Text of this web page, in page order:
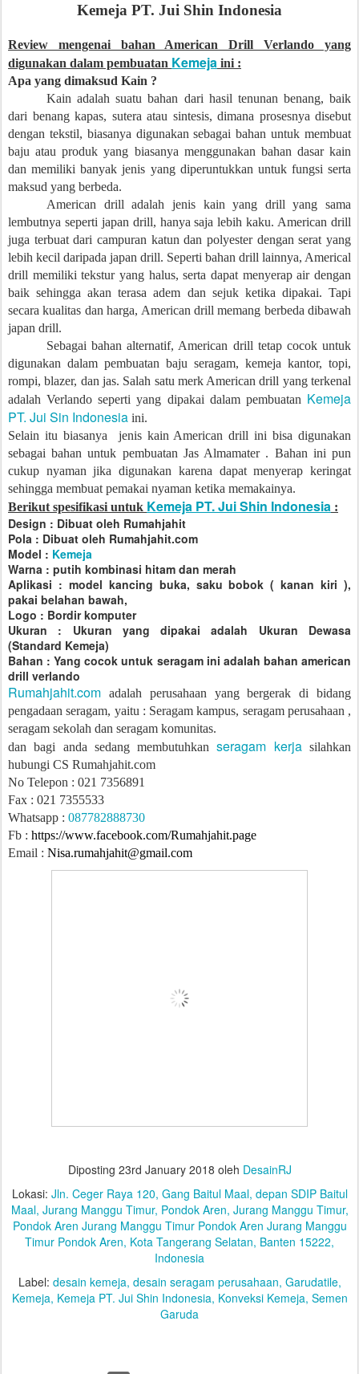
Kemeja PT. Jui Shin Indonesia
Review mengenai bahan American Drill Verlando yang
digunakan dalam pembuatan Kemeja ini :
Apa yang dimaksud Kain ?
Kain adalah suatu bahan dari hasil tenunan benang, baik
dari benang kapas, sutera atau sintesis, dimana prosesnya disebut
dengan tekstil, biasanya digunakan sebagai bahan untuk membuat
baju atau produk yang biasanya menggunakan bahan dasar kain
dan memiliki banyak jenis yang diperuntukkan untuk fungsi serta
maksud yang berbeda.
American drill adalah jenis kain yang drill yang sama
lembutnya seperti japan drill, hanya saja lebih kaku. American drill
juga terbuat dari campuran katun dan polyester dengan serat yang
lebih kecil daripada japan drill. Seperti bahan drill lainnya, Americal
drill memiliki tekstur yang halus, serta dapat menyerap air dengan
baik sehingga akan terasa adem dan sejuk ketika dipakai. Tapi
secara kualitas dan harga, American drill memang berbeda dibawah
japan drill.
Sebagai bahan alternatif, American drill tetap cocok untuk
digunakan dalam pembuatan baju seragam, kemeja kantor, topi,
rompi, blazer, dan jas. Salah satu merk American drill yang terkenal
adalah Verlando seperti yang dipakai dalam pembuatan Kemeja
PT. Jui Sin Indonesia ini.
Selain itu biasanya
jenis kain American drill ini bisa digunakan
sebagai bahan untuk pembuatan Jas Almamater . Bahan ini pun
cukup nyaman jika digunakan karena dapat menyerap keringat
sehingga membuat pemakai nyaman ketika memakainya.
Berikut spesifikasi untuk Kemeja PT. Jui Shin Indonesia :
Design : Dibuat oleh Rumahjahit
Pola : Dibuat oleh Rumahjahit.com
Model : Kemeja
Warna : putih kombinasi hitam dan merah
Aplikasi : model kancing buka, saku bobok ( kanan kiri ),
pakai belahan bawah,
Logo : Bordir komputer
Ukuran : Ukuran yang dipakai adalah Ukuran Dewasa
(Standard Kemeja)
Bahan : Yang cocok untuk seragam ini adalah bahan american
drill verlando
Rumahjahit.com adalah perusahaan yang bergerak di bidang
pengadaan seragam, yaitu : Seragam kampus, seragam perusahaan ,
seragam sekolah dan seragam komunitas.
dan bagi anda sedang membutuhkanseragam kerjasilahkan
hubungi CS Rumahjahit.com
No Telepon : 021 7356891
Fax : 021 7355533
Whatsapp : 087782888730
Fb : https://www.facebook.com/Rumahjahit.page
Email : Nisa.rumahjahit@gmail.com
Diposting 23rd January 2018 oleh DesainRJ
Lokasi: Jln. Ceger Raya 120, Gang Baitul Maal, depan SDIP Baitul
Maal, Jurang Manggu Timur, Pondok Aren, Jurang Manggu Timur,
Pondok Aren Jurang Manggu Timur Pondok Aren Jurang Manggu
Timur Pondok Aren, Kota Tangerang Selatan, Banten 15222,
Indonesia
Label: desain kemeja desain seragam perusahaan Garudatile
Kemeja Kemeja PT. Jui Shin Indonesia Konveksi Kemeja Semen
Garuda